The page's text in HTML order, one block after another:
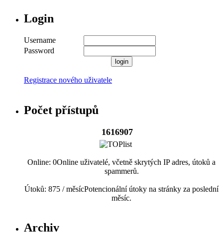
Login
Username
Password
Registrace nového uživatele
Počet přístupů
1616907
Online: 0Online uživatelé, včetně skrytých IP adres, útoků a
spammerů.
Útoků: 875 / měsícPotencionální útoky na stránky za poslední
měsíc.
Archiv